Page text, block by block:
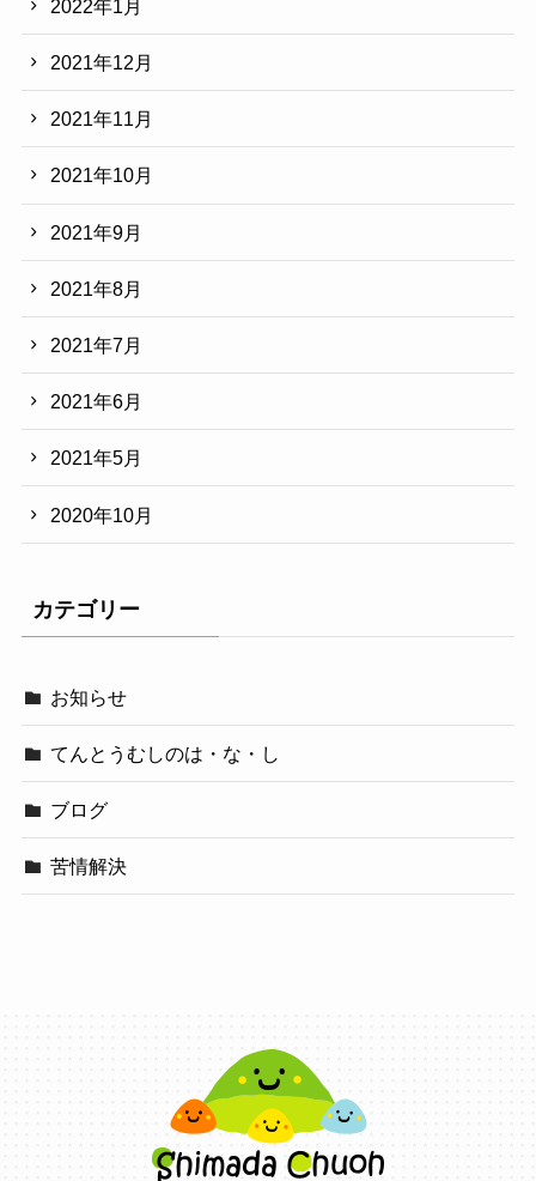
2022年1月
2021年12月
2021年11月
2021年10月
2021年9月
2021年8月
2021年7月
2021年6月
2021年5月
2020年10月
カテゴリー
お知らせ
てんとうむしのは・な・し
ブログ
苦情解決